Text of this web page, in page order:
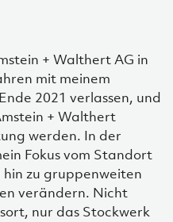
+ Walthert AG in
mit meinem
2021 verlassen, und
+ Walthert
werden. In der
Fokus vom Standort
hin zu gruppenweiten
verändern. Nicht
nur das Stockwerk